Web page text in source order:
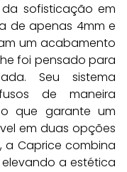
sofisticação em
de apenas 4mm e
um acabamento
foi pensado para
Seu sistema
de maneira
que garante um
em duas opções
a Caprice combina
a estética